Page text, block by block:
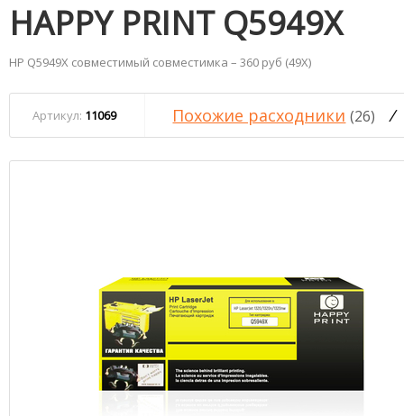
HAPPY PRINT Q5949X
HP Q5949X совместимый совместимка – 360 руб (49X)
Артикул: 11069 Похожие расходники (26) /